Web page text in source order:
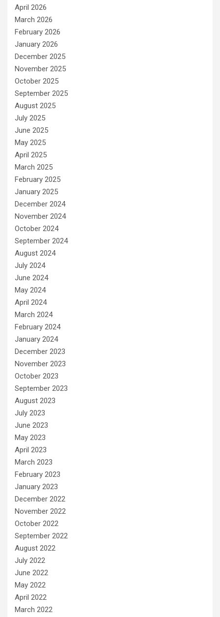
April 2026
March 2026
February 2026
January 2026
December 2025
November 2025
October 2025
September 2025
August 2025
July 2025
June 2025
May 2025
April 2025
March 2025
February 2025
January 2025
December 2024
November 2024
October 2024
September 2024
August 2024
July 2024
June 2024
May 2024
April 2024
March 2024
February 2024
January 2024
December 2023
November 2023
October 2023
September 2023
August 2023
July 2023
June 2023
May 2023
April 2023
March 2023
February 2023
January 2023
December 2022
November 2022
October 2022
September 2022
August 2022
July 2022
June 2022
May 2022
April 2022
March 2022